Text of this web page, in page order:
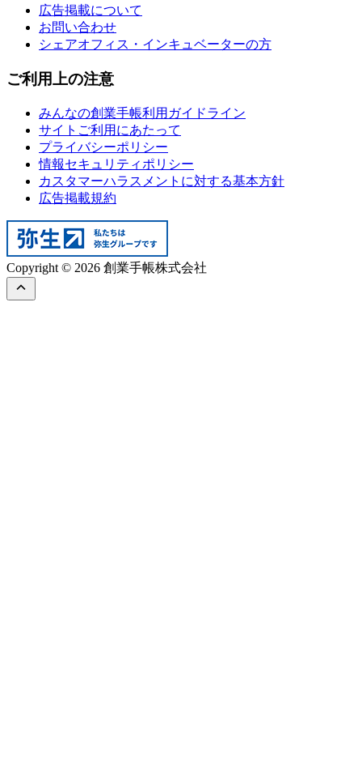
広告掲載について
お問い合わせ
シェアオフィス・インキュベーターの方
ご利用上の注意
みんなの創業手帳利用ガイドライン
サイトご利用にあたって
プライバシーポリシー
情報セキュリティポリシー
カスタマーハラスメントに対する基本方針
広告掲載規約
Copyright © 2026 創業手帳株式会社